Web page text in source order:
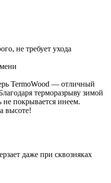
не требует ухода
TermoWood — отличный
терморазрыву зимой
не покрывается инеем.
высоте!
даже при сквозняках